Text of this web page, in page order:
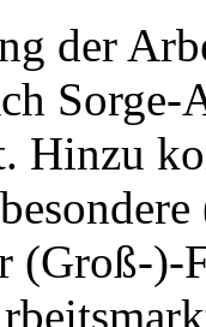
der
(Groß-)-